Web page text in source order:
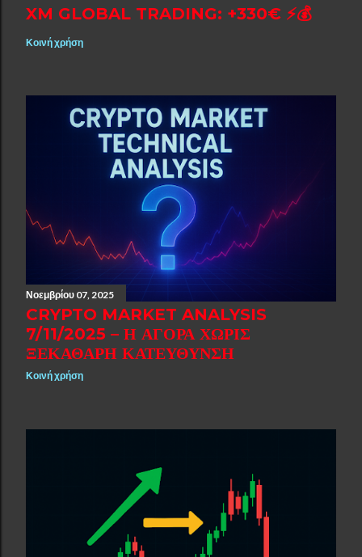
XM GLOBAL TRADING: +330€ ⚡💰
Κοινή χρήση
Νοεμβρίου 07, 2025
CRYPTO MARKET ANALYSIS
7/11/2025 – Η ΑΓΟΡΆ ΧΩΡΊΣ
ΞΕΚΆΘΑΡΗ ΚΑΤΕΎΘΥΝΣΗ
Κοινή χρήση